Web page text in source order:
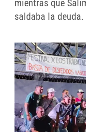
mientras que
saldaba la deuda.